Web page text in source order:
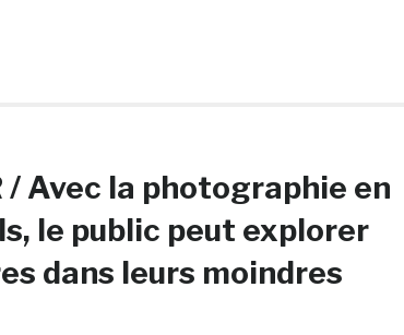
/ Avec la photographie en
le public peut explorer
dans leurs moindres